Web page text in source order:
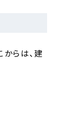
らは、建